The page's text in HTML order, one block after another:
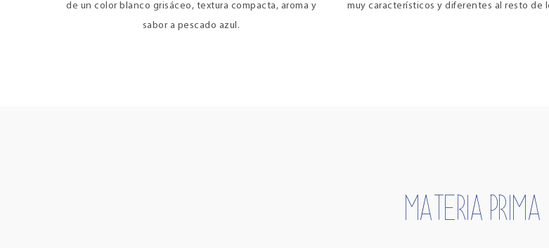
de un color blanco grisáceo, textura compacta, aroma y
sabor a pescado azul.
muy característicos y diferentes al resto de
MATERIA PRIMA